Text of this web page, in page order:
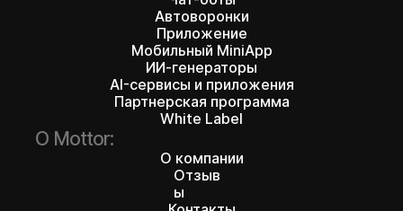
Автоворонки
Приложение
Мобильный MiniApp
ИИ-генераторы
AI-сервисы и приложения
Партнерская программа
White Label
О Mottor:
О компании
Отзыв
ы